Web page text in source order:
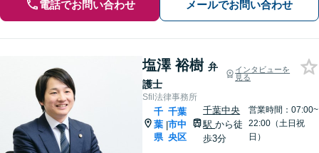
電話でお問い合わせ メールでお問い合わせ
塩澤 裕樹 弁
護士
インタビューを
見る
Sfil法律事務所
千
葉
県
|
千葉
市中
央区
千葉中央
駅から徒
歩3分
営業時間：07:00~
22:00（土日祝
日）